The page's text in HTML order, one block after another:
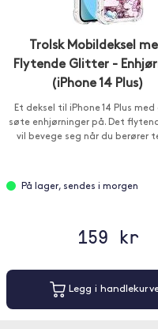
Trolsk Mobildeksel
Flytende Glitter -
(iPhone 14 Plus)
Et deksel til iPhone 14 Plus
søte enhjørninger på. Det
vil bevege seg når du berører
På lager, sendes i morgen
159 kr
Legg i